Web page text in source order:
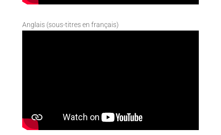
Anglais (sous-titres en français)